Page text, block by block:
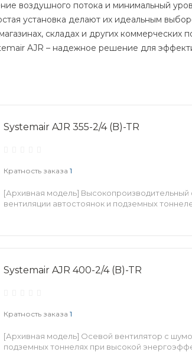
воздушного потока и минимальный
установка делают их идеальным
складах и других коммерческих
AJR – надежное решение для
Systemair AJR 355-2/4 (B)-TR
Кратность заказа 1
[Архивная модель] Высокопроизводительный
вентиляции автостоянок и подземных
Systemair AJR 400-2/4 (B)-TR
Кратность заказа 1
[Архивная модель] Осевой вентилятор с
подземных тоннелях при высокой